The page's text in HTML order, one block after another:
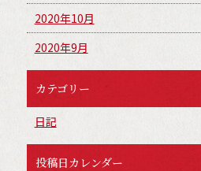
2020年10月
2020年9月
カテゴリー
日記
投稿日カレンダー